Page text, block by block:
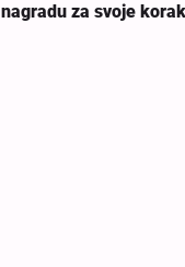
za svoje